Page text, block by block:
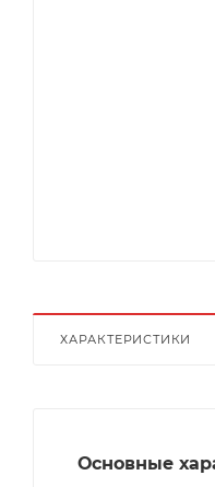
ХАРАКТЕРИСТИКИ
Основные